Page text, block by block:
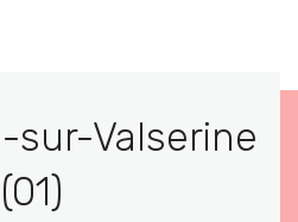
sur-Valserine
(01)